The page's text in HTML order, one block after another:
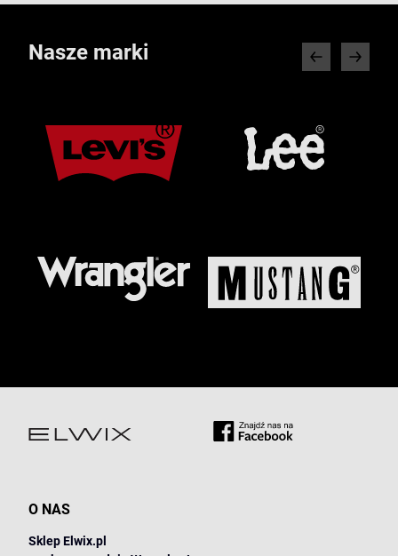
Nasze marki
O NAS
Sklep Elwix.pl